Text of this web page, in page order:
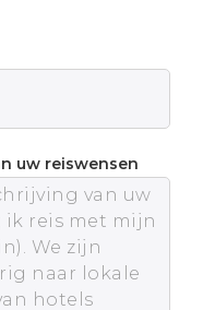
uw reiswensen